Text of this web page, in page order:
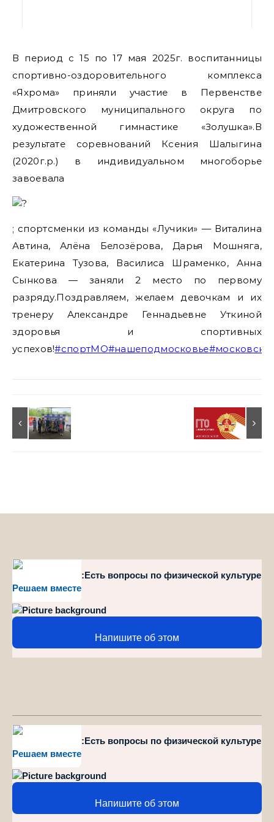
В период с 15 по 17 мая 2025г. воспитанницы
спортивно-оздоровительного комплекса
«Яхрома» приняли участие в Первенстве
Дмитровского муниципального округа по
художественной гимнастике «Золушка».В
результате соревнований Ксения Шалыгина
(2020г.р.) в индивидуальном многоборье
завоевала
; спортсменки из команды «Лучики» — Виталина
Автина, Алёна Белозёрова, Дарья Мошняга,
Екатерина Тузова, Василиса Шраменко, Анна
Сынкова — заняли 2 место по первому
разряду.Поздравляем, желаем девочкам и их
тренеру Александре Геннадьевне Уткиной
здоровья и спортивных
успехов!#спортМО#нашеподмосковье
Решаем вместе
style="position":Есть вопросы по физической культуре
и спорту?
Напишите об этом
Решаем вместе
style="position":Есть вопросы по физической культуре
и спорту?
Напишите об этом